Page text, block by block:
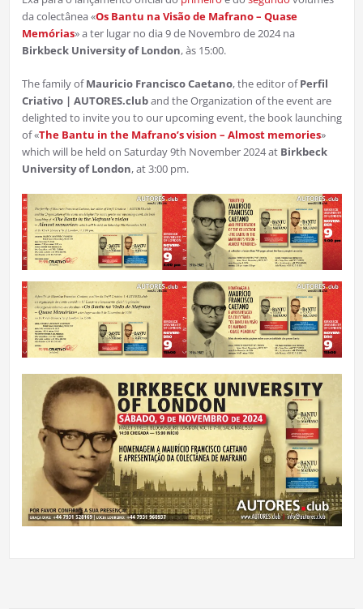
da colectânea «Os Bantu na Visão de Mafrano – Quase
Memórias» a ter lugar no dia 9 de Novembro de 2024 na
Birkbeck University of London, às 15:00.
The family ofMauricio Francisco Caetano, the editor ofPerfil
Criativo | AUTORES.cluband the Organization of the event are
delighted to invite you to our upcoming event, the book launching
of «The Bantu in the Mafrano’s vision – Almost memories»
which will be held on Saturday 9th November 2024 at Birkbeck
University of London, at 3:00 pm.